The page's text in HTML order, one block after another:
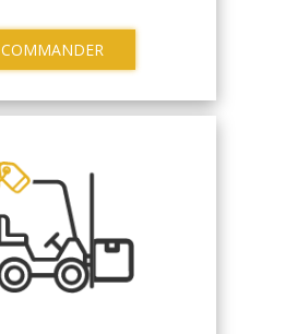
COMMANDER